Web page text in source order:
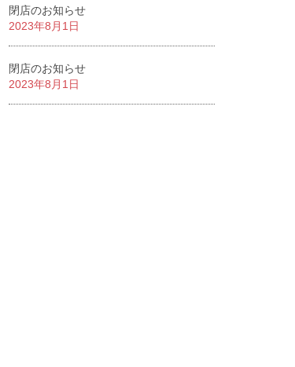
閉店のお知らせ
2023年8月1日
閉店のお知らせ
2023年8月1日